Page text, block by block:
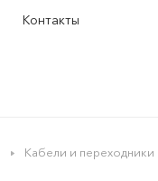
Контакты
Кабели и переходники